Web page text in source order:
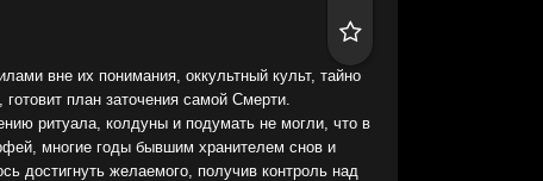

вне их понимания, оккультный культ, тайно
план заточения самой Смерти.
ритуала, колдуны и подумать не могли, что в
многие годы бывшим хранителем снов и
достигнуть желаемого, получив контроль над